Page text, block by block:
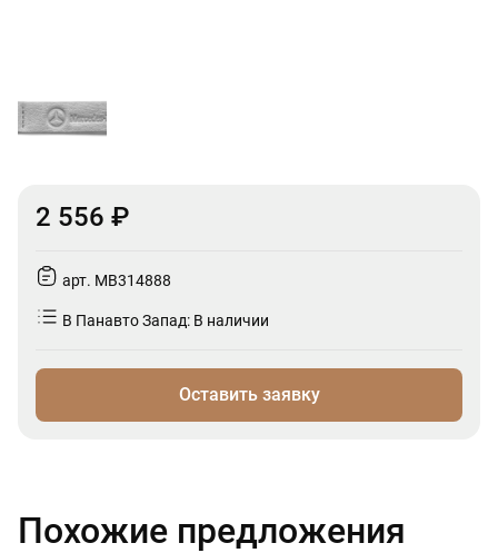
2 556 ₽
арт. MB314888
В Панавто Запад: В наличии
Оставить заявку
Похожие предложения